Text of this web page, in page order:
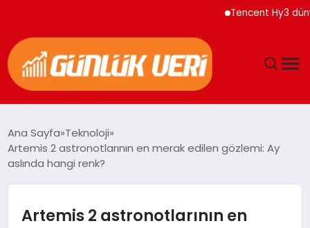
Tencent Hy3 dünya
GÜNDEM
Ana Sayfa Teknoloji
Artemis 2 astronotlarının en merak edilen gözlemi: Ay
aslında hangi renk?
Artemis 2 astronotlarının en